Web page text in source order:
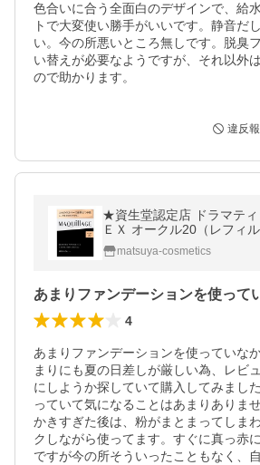
色合いに合う全面白のデザインで、給
トで大変使い勝手がいいです。静音だ
い。今の所悪いところ無しです。脱臭
い替えが必要なようですが、それ以外
ので助かります。
違反
★資生堂認定店 ドラマテ
ＥＸ オークル20（レフィ
matsuya-cosmetics
4
あまりファンデーションを使っていな
まりにも夏の日差しが厳しい為、レビ
にしようか探していて購入してみまし
っていて気になることはあまりありま
かきすぎた後は、粉がまとまってしま
クしながら使ってます。すぐに真っ赤
ですが今の所そういったこともなく、